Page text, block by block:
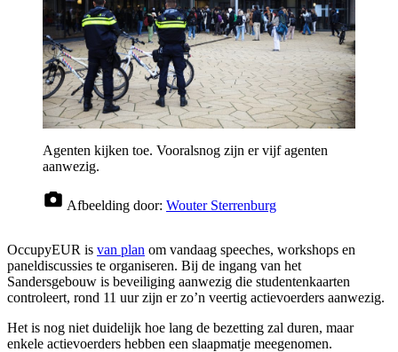
Agenten kijken toe. Vooralsnog zijn er vijf agenten
aanwezig.
Afbeelding door: Wouter Sterrenburg
OccupyEUR is van plan om vandaag speeches, workshops en
paneldiscussies te organiseren. Bij de ingang van het
Sandersgebouw is beveiliging aanwezig die studentenkaarten
controleert, rond 11 uur zijn er zo’n veertig actievoerders aanwezig.
Het is nog niet duidelijk hoe lang de bezetting zal duren, maar
enkele actievoerders hebben een slaapmatje meegenomen.